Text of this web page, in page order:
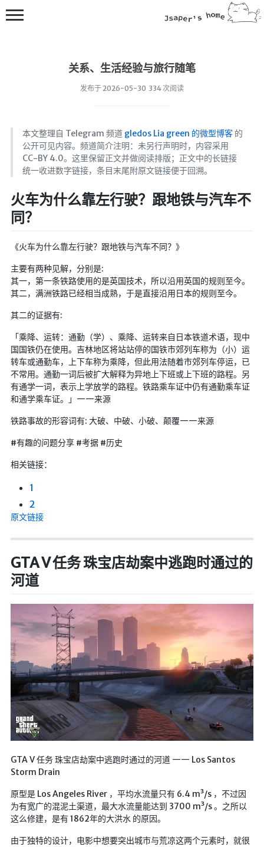
关系、生活经验与旅行随笔
发布于 2026-05-30 334 次阅读
本文整理自 Telegram 频道 gledos Lia green 的微型博客的
公开可见内容。频道简介注明：未另行声明时，内容采用
CC-BY 4.0。这里保留正文并做阅读排版；正文中的长链接
统一收进数字链接，条目末尾附原文链接便于回溯。
火车为什么靠左行驶？跟地铁与汽车不
同？
《火车为什么靠左行驶？跟地铁与汽车不同？》
主要有两种见解，分别是:
其一，第一条铁路使用的是英国技术，所以沿用英国的规则至今。
其二，满洲铁路已经相当成熟，于是直接沿用日本的规则至今。
其二的证据有:
「乘降、运转：通勤（学）、乘降、运转来自日本铁道术语，现中
国国铁仍在使用。吉林地区将站站停的国铁市郊列车称为（小）运
转车或通勤车，上下车称为乘降，但此用法随着市郊列车停运，已
不常用。通勤一词后被扩大解释为异地上下班或上下班的路程。另
有通学一词，表示上学放学的路程。铁路乘车证中仍有通勤乘车证
和通学乘车证。」——来源
铁路事故的形容词有: 大破、中破、小破、颠覆——来源
#有趣的问题分享 #考据 #历史
相关链接：
1
2
原文链接
GTA V 任务 珠宝店劫案中逃跑时通过的
河道
GTA V 任务 珠宝店劫案中逃跑时通过的河道 —— Los Santos
Storm Drain
原型是 Los Angeles River ，平均水流量只有 6.4 m³/s ，不过因
为有宽广的混泥土渠道，最大水流量能达到 3700 m³/s 。之所以
这么修建，是有 1862年的大洪水 的原因。
由于独特的设计，电影中想要突出城市与荒凉这两个元素时，就很
💻在线桌面
bing壁纸
🔥排行榜
导航站
鱼塘热榜
航拍全景
暗网导航
简易代理
网页代理
网页代理备用
Google访问助手
星视界
英美日韩剧
在线影视新增
电影下载
视频教程
直播聚合
📺在线电视
视频解析
盒子软件
盒子软件国内下载
器
随便听听